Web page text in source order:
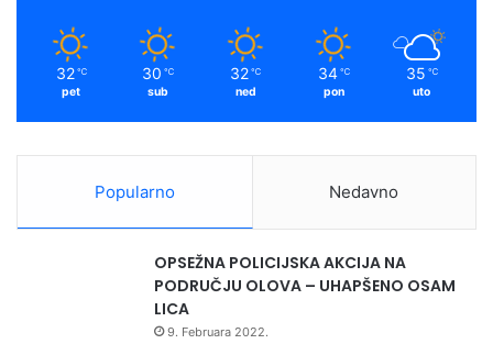
potpunu dokumentaciju neće biti uzeti u razmatranje.
32 ℃
pet
30 ℃
sub
32 ℃
ned
34 ℃
pon
35 ℃
uto
Popularno Nedavno
OPSEŽNA POLICIJSKA AKCIJA NA
PODRUČJU OLOVA – UHAPŠENO OSAM
LICA
9. Februara 2022.